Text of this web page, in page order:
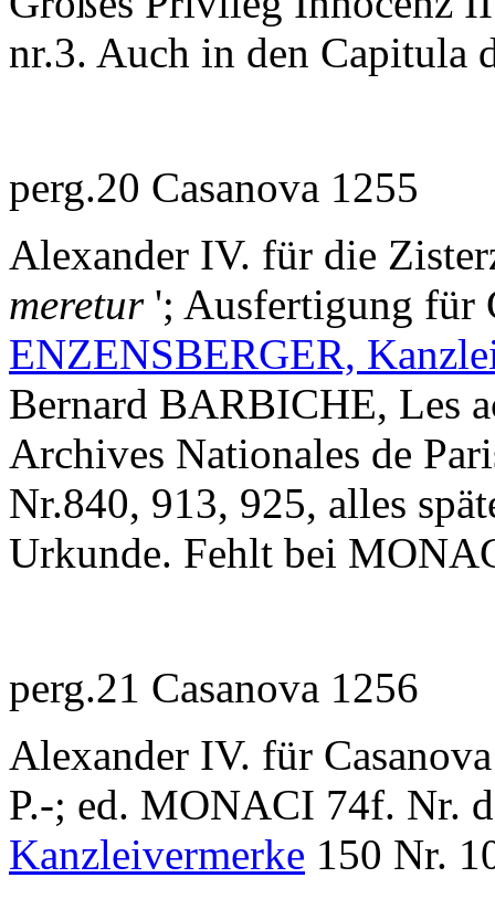
nr.3. Auch in den Capitula
perg.20 Casanova 1255
Alexander IV. für die
meretur '; Ausfertigung für
ENZENSBERGER,
Bernard BARBICHE, Les
Archives Nationales de
Nr.840, 913, 925, alles
Urkunde. Fehlt bei
perg.21 Casanova 1256
Alexander IV. für
P.-; ed. MONACI 74f. Nr.
Kanzleivermerke 150 Nr.